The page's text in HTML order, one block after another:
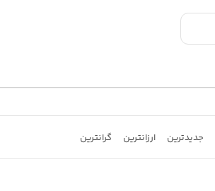
جدیدترین ارزانترین گرانترین